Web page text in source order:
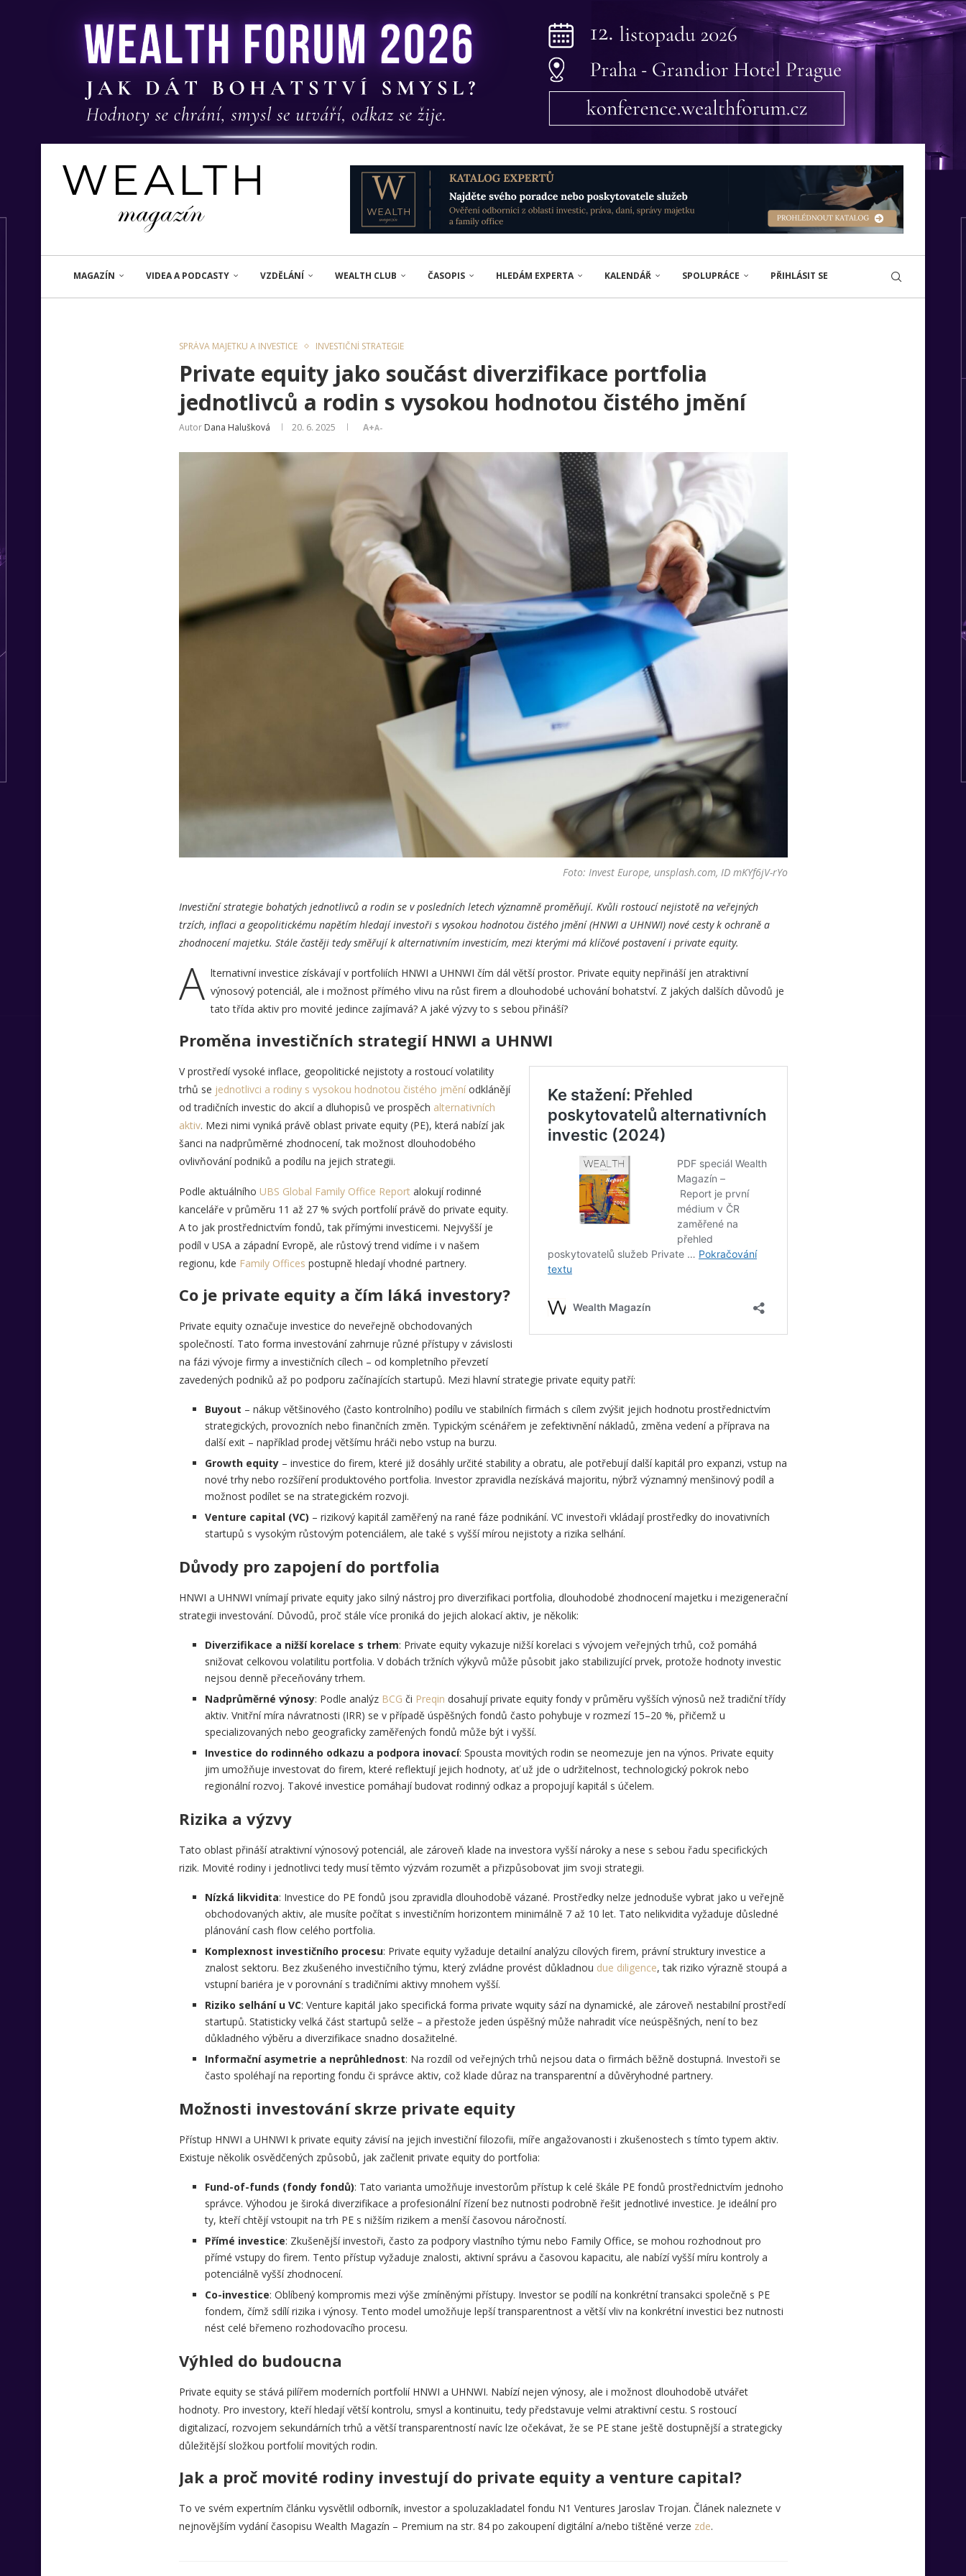
MAGAZÍN VIDEA A PODCASTY VZDĚLÁNÍ WEALTH CLUB ČASOPIS HLEDÁM EXPERTA KALENDÁŘ SPOLUPRÁCE PŘIHLÁSIT SE
SPRÁVA MAJETKU A INVESTICE INVESTIČNÍ STRATEGIE
Private equity jako součást diverzifikace portfolia
jednotlivců a rodin s vysokou hodnotou čistého jmění
Autor Dana Halušková 20. 6. 2025 A+A-
Foto: Invest Europe, unsplash.com, ID mKYf6jV-rYo
Investiční strategie bohatých jednotlivců a rodin se v posledních letech významně proměňují. Kvůli rostoucí nejistotě na veřejných
trzích, inflaci a geopolitickému napětím hledají investoři s vysokou hodnotou čistého jmění (HNWI a UHNWI) nové cesty k ochraně a
zhodnocení majetku. Stále častěji tedy směřují k alternativním investicím, mezi kterými má klíčové postavení i private equity.
A lternativní investice získávají v portfoliích HNWI a UHNWI čím dál větší prostor. Private equity nepřináší jen atraktivní
výnosový potenciál, ale i možnost přímého vlivu na růst firem a dlouhodobé uchování bohatství. Z jakých dalších důvodů je
tato třída aktiv pro movité jedince zajímavá? A jaké výzvy to s sebou přináší?
Proměna investičních strategií HNWI a UHNWI
V prostředí vysoké inflace, geopolitické nejistoty a rostoucí volatility
trhů se jednotlivci a rodiny s vysokou hodnotou čistého jměníodklánějí
od tradičních investic do akcií a dluhopisů ve prospěch alternativních
aktiv. Mezi nimi vyniká právě oblast private equity (PE), která nabízí jak
šanci na nadprůměrné zhodnocení, tak možnost dlouhodobého
ovlivňování podniků a podílu na jejich strategii.
Podle aktuálního UBS Global Family Office Reportalokují rodinné
kanceláře v průměru 11 až 27 % svých portfolií právě do private equity.
A to jak prostřednictvím fondů, tak přímými investicemi. Nejvyšší je
podíl v USA a západní Evropě, ale růstový trend vidíme i v našem
regionu, kde Family Offices postupně hledají vhodné partnery.
Co je private equity a čím láká investory?
Private equity označuje investice do neveřejně obchodovaných
společností. Tato forma investování zahrnuje různé přístupy v závislosti
na fázi vývoje firmy a investičních cílech – od kompletního převzetí
zavedených podniků až po podporu začínajících startupů. Mezi hlavní strategie private equity patří:
Buyout – nákup většinového (často kontrolního) podílu ve stabilních firmách s cílem zvýšit jejich hodnotu prostřednictvím
strategických, provozních nebo finančních změn. Typickým scénářem je zefektivnění nákladů, změna vedení a příprava na
další exit – například prodej většímu hráči nebo vstup na burzu.
Growth equity– investice do firem, které již dosáhly určité stability a obratu, ale potřebují další kapitál pro expanzi, vstup na
nové trhy nebo rozšíření produktového portfolia. Investor zpravidla nezískává majoritu, nýbrž významný menšinový podíl a
možnost podílet se na strategickém rozvoji.
Venture capital (VC) – rizikový kapitál zaměřený na rané fáze podnikání. VC investoři vkládají prostředky do inovativních
startupů s vysokým růstovým potenciálem, ale také s vyšší mírou nejistoty a rizika selhání.
Důvody pro zapojení do portfolia
HNWI a UHNWI vnímají private equity jako silný nástroj pro diverzifikaci portfolia, dlouhodobé zhodnocení majetku i mezigenerační
strategii investování. Důvodů, proč stále více proniká do jejich alokací aktiv, je několik:
Diverzifikace a nižší korelace s trhem: Private equity vykazuje nižší korelaci s vývojem veřejných trhů, což pomáhá
snižovat celkovou volatilitu portfolia. V dobách tržních výkyvů může působit jako stabilizující prvek, protože hodnoty investic
nejsou denně přeceňovány trhem.
Nadprůměrné výnosy: Podle analýz BCG či Preqin dosahují private equity fondy v průměru vyšších výnosů než tradiční třídy
aktiv. Vnitřní míra návratnosti (IRR) se v případě úspěšných fondů často pohybuje v rozmezí 15–20 %, přičemž u
specializovaných nebo geograficky zaměřených fondů může být i vyšší.
Investice do rodinného odkazu a podpora inovací: Spousta movitých rodin se neomezuje jen na výnos. Private equity
jim umožňuje investovat do firem, které reflektují jejich hodnoty, ať už jde o udržitelnost, technologický pokrok nebo
regionální rozvoj. Takové investice pomáhají budovat rodinný odkaz a propojují kapitál s účelem.
Rizika a výzvy
Tato oblast přináší atraktivní výnosový potenciál, ale zároveň klade na investora vyšší nároky a nese s sebou řadu specifických
rizik. Movité rodiny i jednotlivci tedy musí těmto výzvám rozumět a přizpůsobovat jim svoji strategii.
Nízká likvidita: Investice do PE fondů jsou zpravidla dlouhodobě vázané. Prostředky nelze jednoduše vybrat jako u veřejně
obchodovaných aktiv, ale musíte počítat s investičním horizontem minimálně 7 až 10 let. Tato nelikvidita vyžaduje důsledné
plánování cash flow celého portfolia.
Komplexnost investičního procesu: Private equity vyžaduje detailní analýzu cílových firem, právní struktury investice a
znalost sektoru. Bez zkušeného investičního týmu, který zvládne provést důkladnou due diligence, tak riziko výrazně stoupá a
vstupní bariéra je v porovnání s tradičními aktivy mnohem vyšší.
Riziko selhání u VC: Venture kapitál jako specifická forma private wquity sází na dynamické, ale zároveň nestabilní prostředí
startupů. Statisticky velká část startupů selže – a přestože jeden úspěšný může nahradit více neúspěšných, není to bez
důkladného výběru a diverzifikace snadno dosažitelné.
Informační asymetrie a neprůhlednost: Na rozdíl od veřejných trhů nejsou data o firmách běžně dostupná. Investoři se
často spoléhají na reporting fondu či správce aktiv, což klade důraz na transparentní a důvěryhodné partnery.
Možnosti investování skrze private equity
Přístup HNWI a UHNWI k private equity závisí na jejich investiční filozofii, míře angažovanosti i zkušenostech s tímto typem aktiv.
Existuje několik osvědčených způsobů, jak začlenit private equity do portfolia:
Fund-of-funds (fondy fondů): Tato varianta umožňuje investorům přístup k celé škále PE fondů prostřednictvím jednoho
správce. Výhodou je široká diverzifikace a profesionální řízení bez nutnosti podrobně řešit jednotlivé investice. Je ideální pro
ty, kteří chtějí vstoupit na trh PE s nižším rizikem a menší časovou náročností.
Přímé investice: Zkušenější investoři, často za podpory vlastního týmu nebo Family Office, se mohou rozhodnout pro
přímé vstupy do firem. Tento přístup vyžaduje znalosti, aktivní správu a časovou kapacitu, ale nabízí vyšší míru kontroly a
potenciálně vyšší zhodnocení.
Co-investice: Oblíbený kompromis mezi výše zmíněnými přístupy. Investor se podílí na konkrétní transakci společně s PE
fondem, čímž sdílí rizika i výnosy. Tento model umožňuje lepší transparentnost a větší vliv na konkrétní investici bez nutnosti
nést celé břemeno rozhodovacího procesu.
Výhled do budoucna
Private equity se stává pilířem moderních portfolií HNWI a UHNWI. Nabízí nejen výnosy, ale i možnost dlouhodobě utvářet
hodnoty. Pro investory, kteří hledají větší kontrolu, smysl a kontinuitu, tedy představuje velmi atraktivní cestu. S rostoucí
digitalizací, rozvojem sekundárních trhů a větší transparentností navíc lze očekávat, že se PE stane ještě dostupnější a strategicky
důležitější složkou portfolií movitých rodin.
Jak a proč movité rodiny investují do private equity a venture capital?
To ve svém expertním článku vysvětlil odborník, investor a spoluzakladatel fondu N1 Ventures Jaroslav Trojan. Článek naleznete v
nejnovějším vydání časopisu Wealth Magazín – Premium na str. 84 po zakoupení digitální a/nebo tištěné verze zde.